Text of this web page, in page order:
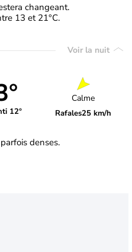
changeant.
13 et 21°C.
Voir la nuit
12°
Calme
Rafales25 km/h
denses.